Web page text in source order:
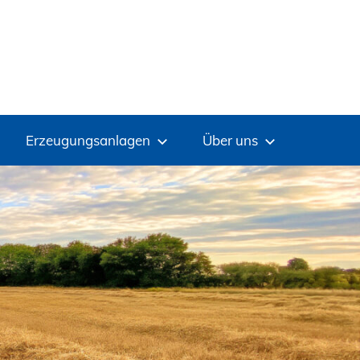
Erzeugungsanlagen Über uns